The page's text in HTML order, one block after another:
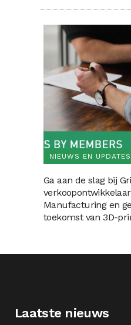
NIEUWS EN UPDATES
Ga aan de slag bij
Manufacturing en
toekomst van 3D-
Laatste nieuws